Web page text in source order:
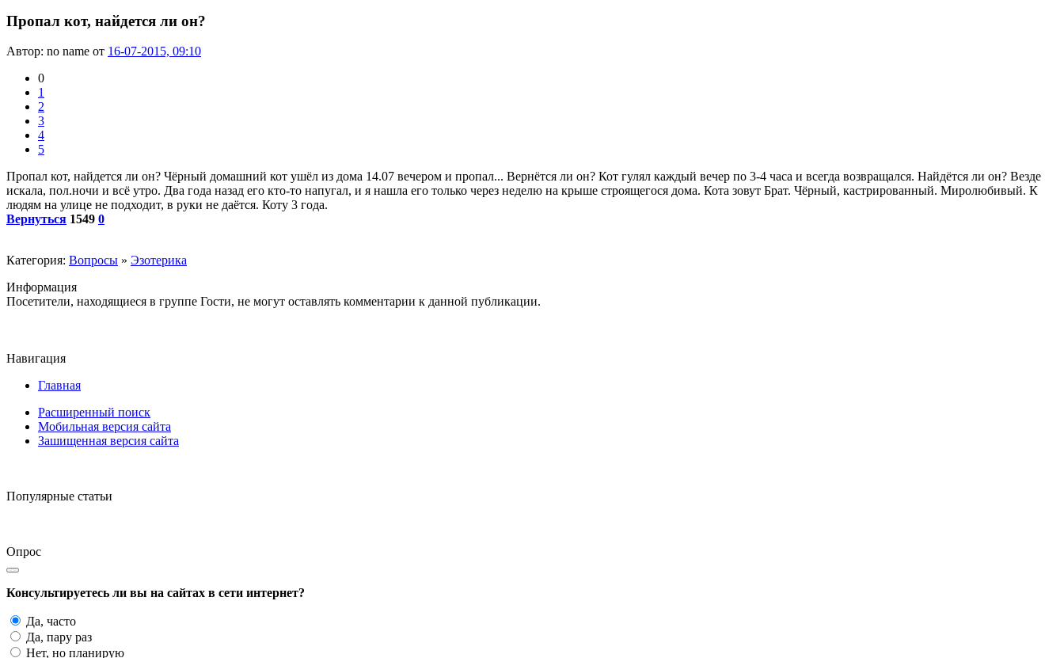
Пропал кот, найдется ли он?
Автор: no name от 16-07-2015, 09:10
0
1
2
3
4
5
Пропал кот, найдется ли он? Чёрный домашний кот ушёл из дома 14.07 вечером и пропал... Вернётся ли он? Кот гулял каждый вечер по 3-4 часа и всегда возвращался. Найдётся ли он? Везде
искала, пол.ночи и всё утро. Два года назад его кто-то напугал, и я нашла его только через неделю на крыше строящегося дома. Кота зовут Брат. Чёрный, кастрированный. Миролюбивый. К
людям на улице не подходит, в руки не даётся. Коту 3 года.
Вернуться 1549 0
Категория: Вопросы » Эзотерика
Информация
Посетители, находящиеся в группе Гости, не могут оставлять комментарии к данной публикации.
Навигация
Главная
Расширенный поиск
Мобильная версия сайта
Зашищенная версия сайта
Популярные статьи
Опрос
Консультируетесь ли вы на сайтах в сети интернет?
Да, часто
Да, пару раз
Нет, но планирую